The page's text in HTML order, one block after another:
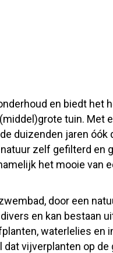
en biedt het
tuin. Met
duizenden jaren óók
zelf gefilterd en
het mooie van
door een
en kan bestaan
waterlelies en
vijverplanten op de